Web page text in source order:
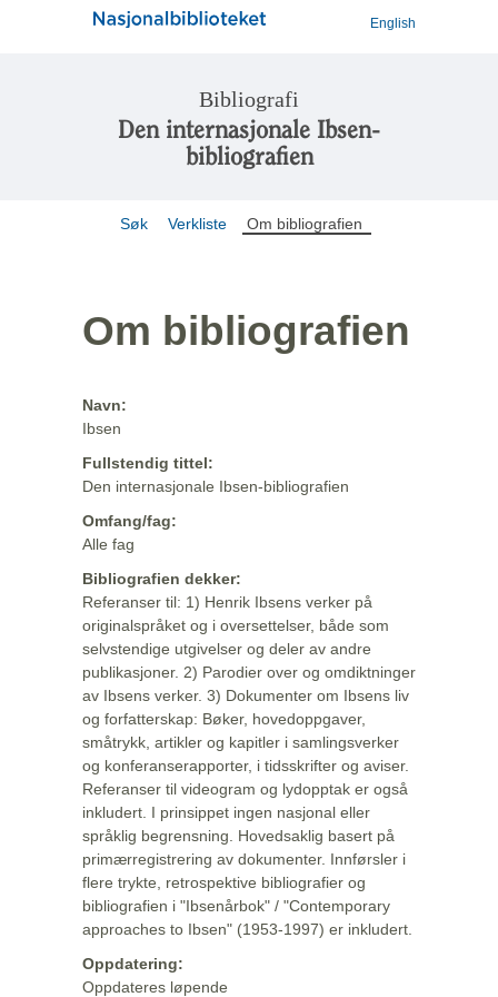
English
Bibliografi
Den internasjonale Ibsen-
bibliografien
Søk Verkliste Om bibliografien
Om bibliografien
Navn:
Ibsen
Fullstendig tittel:
Den internasjonale Ibsen-bibliografien
Omfang/fag:
Alle fag
Bibliografien dekker:
Referanser til: 1) Henrik Ibsens verker på
originalspråket og i oversettelser, både som
selvstendige utgivelser og deler av andre
publikasjoner. 2) Parodier over og omdiktninger
av Ibsens verker. 3) Dokumenter om Ibsens liv
og forfatterskap: Bøker, hovedoppgaver,
småtrykk, artikler og kapitler i samlingsverker
og konferanserapporter, i tidsskrifter og aviser.
Referanser til videogram og lydopptak er også
inkludert. I prinsippet ingen nasjonal eller
språklig begrensning. Hovedsaklig basert på
primærregistrering av dokumenter. Innførsler i
flere trykte, retrospektive bibliografier og
bibliografien i "Ibsenårbok" / "Contemporary
approaches to Ibsen" (1953-1997) er inkludert.
Oppdatering:
Oppdateres løpende